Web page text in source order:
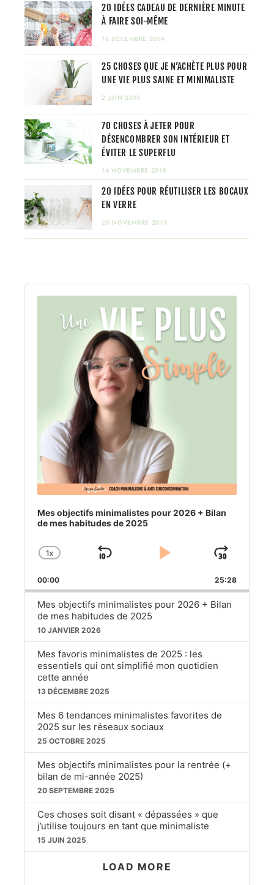
20 IDÉES CADEAU DE DERNIÈRE MINUTE
À FAIRE SOI-MÊME
18 DÉCEMBRE 2019
25 CHOSES QUE JE N’ACHÈTE PLUS POUR
UNE VIE PLUS SAINE ET MINIMALISTE
2 JUIN 2019
70 CHOSES À JETER POUR
DÉSENCOMBRER SON INTÉRIEUR ET
ÉVITER LE SUPERFLU
14 NOVEMBRE 2018
20 IDÉES POUR RÉUTILISER LES BOCAUX
EN VERRE
20 NOVEMBRE 2019
Audio
Mes objectifs minimalistes pour 2026 + Bilan
de mes habitudes de 2025
CHANGE
RATE
1X
SKIP
BACKWARD
PLAY
PAUSE
00:00 25:28
Mes objectifs minimalistes pour 2026 + Bilan
de mes habitudes de 2025
10 JANVIER 2026
Mes favoris minimalistes de 2025 : les
essentiels qui ont simplifié mon quotidien
cette année
13 DÉCEMBRE 2025
Mes 6 tendances minimalistes favorites de
2025 sur les réseaux sociaux
25 OCTOBRE 2025
Mes objectifs minimalistes pour la rentrée (+
bilan de mi-année 2025)
20 SEPTEMBRE 2025
Ces choses soit disant « dépassées » que
j’utilise toujours en tant que minimaliste
15 JUIN 2025
LOAD MORE